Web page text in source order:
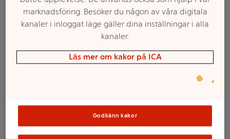
Frizz 250ml Dove
Välj butik och handla
Sortimentet kan variera mellan butikerna
marknadsföring. Besöker du någon av våra digitala
kanaler i inloggat läge gäller dina inställningar i alla
kanaler.
Läs mer om kakor på ICA
Godkänn kakor